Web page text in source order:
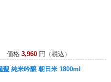
価格 3,960円（税込）
聖 純米吟醸 朝日米 1800ml